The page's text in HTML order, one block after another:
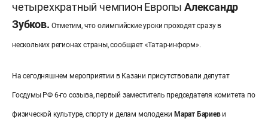
четырехкратный чемпион Европы Александр
Зубков.Отметим, что олимпийские уроки проходят сразу в
нескольких регионах страны, сообщает «Татар-информ».
На сегодняшнем мероприятии в Казани присутствовали депутат
Госдумы РФ 6-го созыва, первый заместитель председателя комитета по
физической культуре, спорту и делам молодежи Марат Бариеви